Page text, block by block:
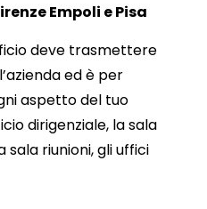
Empoli e Pisa
deve trasmettere
ed è per
aspetto del tuo
dirigenziale, la sala
sala riunioni, gli uffici